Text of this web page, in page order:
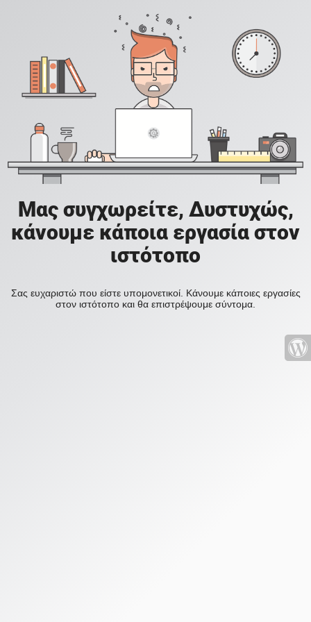
Μας συγχωρείτε, Δυστυχώς,
κάνουμε κάποια εργασία στον
ιστότοπο
Σας ευχαριστώ που είστε υπομονετικοί. Κάνουμε κάποιες εργασίες
στον ιστότοπο και θα επιστρέψουμε σύντομα.